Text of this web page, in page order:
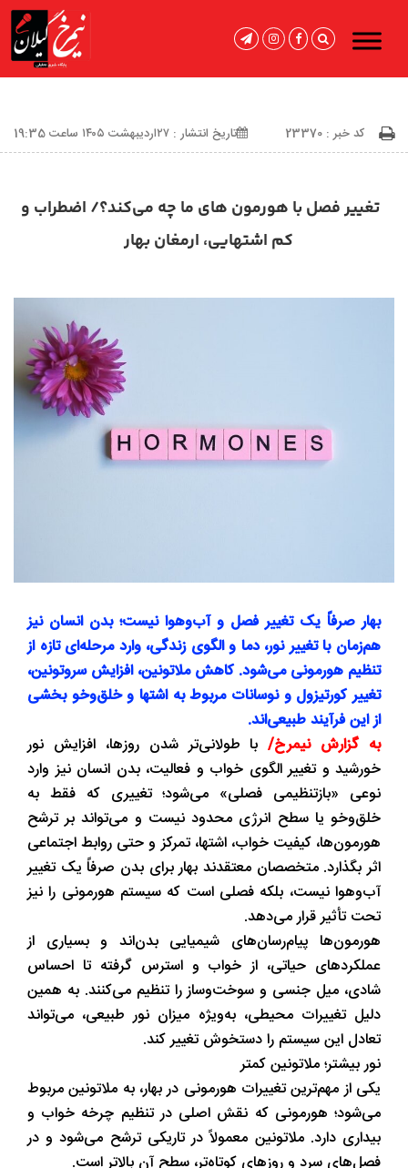
کد خبر : 23370 تاریخ انتشار : ۲۷اردیبهشت ۱۴۰۵ ساعت 19:35
تغییر فصل با هورمون‌ های ما چه می‌کند؟/ اضطراب و
کم‌ اشتهایی، ارمغان بهار
بهار صرفاً یک تغییر فصل و آب‌وهوا نیست؛ بدن انسان نیز
هم‌زمان با تغییر نور، دما و الگوی زندگی، وارد مرحله‌ای تازه از
تنظیم هورمونی می‌شود. کاهش ملاتونین، افزایش سروتونین،
تغییر کورتیزول و نوسانات مربوط به اشتها و خلق‌وخو بخشی
از این فرآیند طبیعی‌اند.
به گزارش نیمرخ/با طولانی‌تر شدن روزها، افزایش نور
خورشید و تغییر الگوی خواب و فعالیت، بدن انسان نیز وارد
نوعی «بازتنظیمی فصلی» می‌شود؛ تغییری که فقط به
خلق‌وخو یا سطح انرژی محدود نیست و می‌تواند بر ترشح
هورمون‌ها، کیفیت خواب، اشتها، تمرکز و حتی روابط اجتماعی
اثر بگذارد. متخصصان معتقدند بهار برای بدن صرفاً یک تغییر
آب‌وهوا نیست، بلکه فصلی است که سیستم هورمونی را نیز
تحت تأثیر قرار می‌دهد.
هورمون‌ها پیام‌رسان‌های شیمیایی بدن‌اند و بسیاری از
عملکردهای حیاتی، از خواب و استرس گرفته تا احساس
شادی، میل جنسی و سوخت‌وساز را تنظیم می‌کنند. به همین
دلیل تغییرات محیطی، به‌ویژه میزان نور طبیعی، می‌تواند
تعادل این سیستم را دستخوش تغییر کند.
نور بیشتر؛ ملاتونین کمتر
یکی از مهم‌ترین تغییرات هورمونی در بهار، به ملاتونین مربوط
می‌شود؛ هورمونی که نقش اصلی در تنظیم چرخه خواب و
بیداری دارد. ملاتونین معمولاً در تاریکی ترشح می‌شود و در